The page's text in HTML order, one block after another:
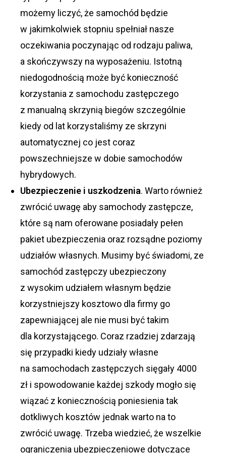
możemy liczyć, że samochód będzie
w jakimkolwiek stopniu spełniał nasze
oczekiwania poczynając od rodzaju paliwa,
a skończywszy na wyposażeniu. Istotną
niedogodnością może być konieczność
korzystania z samochodu zastępczego
z manualną skrzynią biegów szczególnie
kiedy od lat korzystaliśmy ze skrzyni
automatycznej co jest coraz
powszechniejsze w dobie samochodów
hybrydowych.
Ubezpieczenie i uszkodzenia. Warto również
zwrócić uwagę aby samochody zastępcze,
które są nam oferowane posiadały pełen
pakiet ubezpieczenia oraz rozsądne poziomy
udziałów własnych. Musimy być świadomi, ze
samochód zastępczy ubezpieczony
z wysokim udziałem własnym będzie
korzystniejszy kosztowo dla firmy go
zapewniającej ale nie musi być takim
dla korzystającego. Coraz rzadziej zdarzają
się przypadki kiedy udziały własne
na samochodach zastępczych sięgały 4000
zł i spowodowanie każdej szkody mogło się
wiązać z koniecznością poniesienia tak
dotkliwych kosztów jednak warto na to
zwrócić uwagę. Trzeba wiedzieć, że wszelkie
ograniczenia ubezpieczeniowe dotyczące